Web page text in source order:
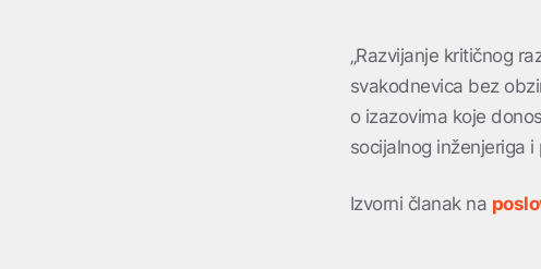
„Razvijanje kritičnog
svakodnevica bez
o izazovima koje
socijalnog inženjeriga
Izvorni članak na